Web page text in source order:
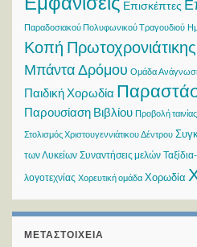
Επισκέπτες
Παραδοσιακού Πολυφωνικού Τραγουδιού
Κοπή Πρωτοχρονιάτικης
Μπάντα Δρόμου Ομάδα
Παιδική Χορωδία
Παρουσίαση Βιβλίου Προβολή ταινίας
Στολισμός Χριστουγεννιάτικου Δέντρου
των Λυκείων Συναντήσεις μελών
λογοτεχνίας Χορευτική ομάδα Χορωδία
ΜΕΤΑΣΤΟΙΧΕΊΑ